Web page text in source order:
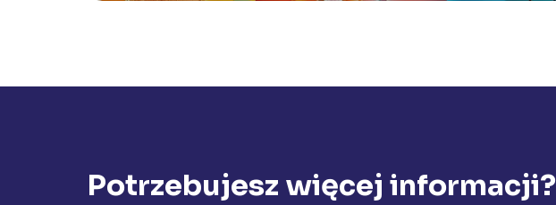
Potrzebujesz więcej informacji?